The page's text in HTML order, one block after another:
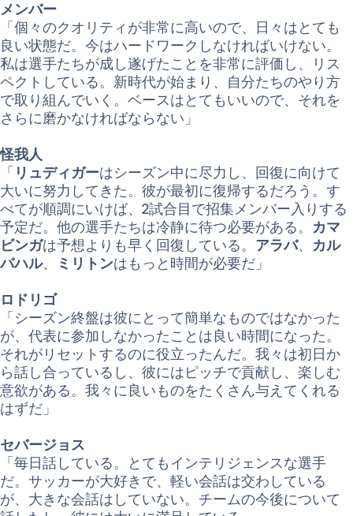
メンバー
「個々のクオリティが非常に高いので、日々はとても
良い状態だ。今はハードワークしなければいけない。
私は選手たちが成し遂げたことを非常に評価し、リス
ペクトしている。新時代が始まり、自分たちのやり方
で取り組んでいく。ベースはとてもいいので、それを
さらに磨かなければならない」
怪我人
「 リュディガーはシーズン中に尽力し、回復に向けて
大いに努力してきた。彼が最初に復帰するだろう。す
べてが順調にいけば、2試合目で招集メンバー入りする
予定だ。他の選手たちは冷静に待つ必要がある。 カマ
ビンガは予想よりも早く回復している。 アラバ、 カル
バハル、 ミリトンはもっと時間が必要だ」
ロドリゴ
「シーズン終盤は彼にとって簡単なものではなかった
が、代表に参加しなかったことは良い時間になった。
それがリセットするのに役立ったんだ。我々は初日か
ら話し合っているし、彼にはピッチで貢献し、楽しむ
意欲がある。我々に良いものをたくさん与えてくれる
はずだ」
セバージョス
「毎日話している。とてもインテリジェンスな選手
だ。サッカーが大好きで、軽い会話は交わしている
が、大きな会話はしていない。チームの今後について